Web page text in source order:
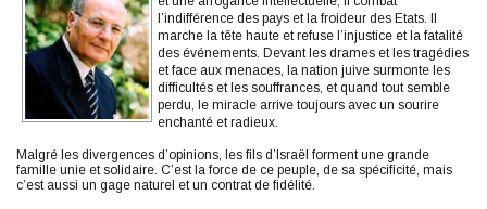
l’indifférence des pays et la froideur des Etats. Il
marche la tête haute et refuse l’injustice et la fatalité
des événements. Devant les drames et les tragédies
et face aux menaces, la nation juive surmonte les
difficultés et les souffrances, et quand tout semble
perdu, le miracle arrive toujours avec un sourire
enchanté et radieux.
Malgré les divergences d’opinions, les fils d’Israël forment une grande
famille unie et solidaire. C’est la force de ce peuple, de sa spécificité, mais
c’est aussi un gage naturel et un contrat de fidélité.